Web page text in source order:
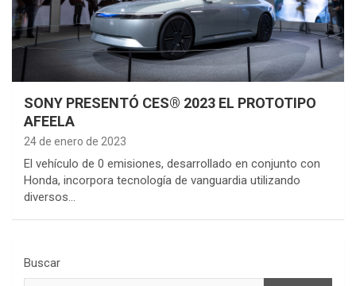
SONY PRESENTÓ CES® 2023 EL PROTOTIPO
AFEELA
24 de enero de 2023
El vehículo de 0 emisiones, desarrollado en conjunto con
Honda, incorpora tecnología de vanguardia utilizando
diversos…
Buscar